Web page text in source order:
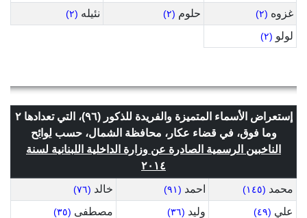
غزوه (٢) حلوم (٢) نئيله (٢)
لولو (٢)
إستعراض الأسماء المتميزة والفريدة للذكور (٩٦)، التي تعدادها ٢
وما فوق، في قضاء عكار، محافظة الشمال، حسب لوائح
الناخبين الرسمية الصادرة عن وزارة الداخلية اللبنانية لسنة
٢٠١٤
محمد (١٤٥) احمد (٩١) خالد (٧٦)
علي (٤٩) وليد (٣٦) مصطفى (٣٥)